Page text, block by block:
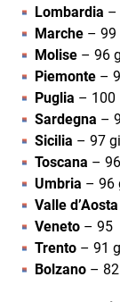
Lombardia –
Marche – 99
Molise – 96
Piemonte –
Puglia – 100
Sardegna –
Sicilia – 97
Toscana –
Umbria – 96
Valle d’Aosta
Veneto – 95
Trento – 91
Bolzano –